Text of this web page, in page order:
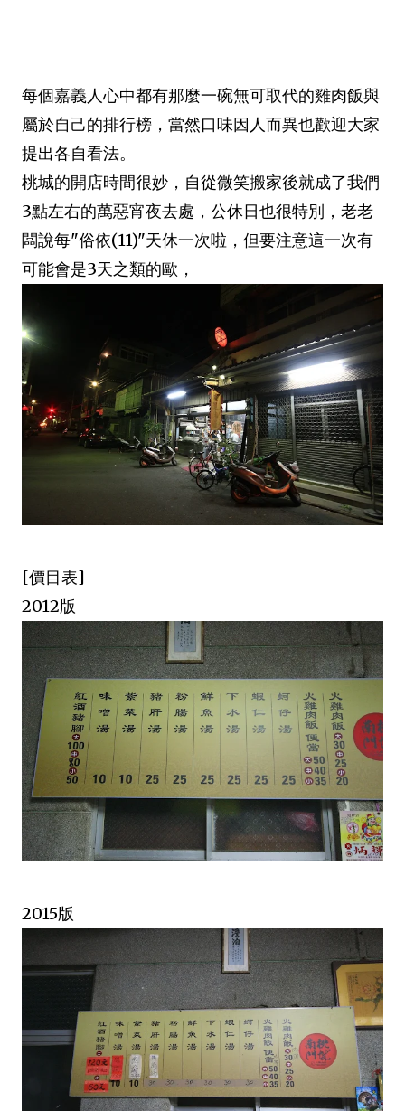
每個嘉義人心中都有那麼一碗無可取代的雞肉飯與
屬於自己的排行榜，當然口味因人而異也歡迎大家
提出各自看法。
桃城的開店時間很妙，自從微笑搬家後就成了我們
3點左右的萬惡宵夜去處，公休日也很特別，老老
闆說每"俗依(11)"天休一次啦，但要注意這一次有
可能會是3天之類的歐，
[價目表]
2012版
2015版